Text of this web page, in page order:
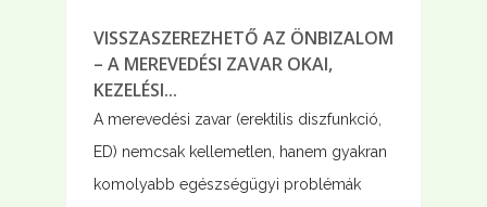
VISSZASZEREZHETŐ AZ ÖNBIZALOM
– A MEREVEDÉSI ZAVAR OKAI,
KEZELÉSI...
A merevedési zavar (erektilis diszfunkció,
ED) nemcsak kellemetlen, hanem gyakran
komolyabb egészségügyi problémák